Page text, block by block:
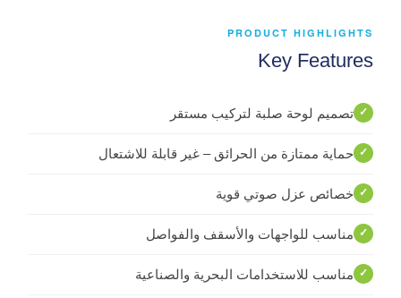
PRODUCT HIGHLIGHTS
Key Features
تصميم لوحة صلبة لتركيب مستقر
حماية ممتازة من الحرائق – غير قابلة للاشتعال
خصائص عزل صوتي قوية
مناسب للواجهات والأسقف والفواصل
مناسب للاستخدامات البحرية والصناعية